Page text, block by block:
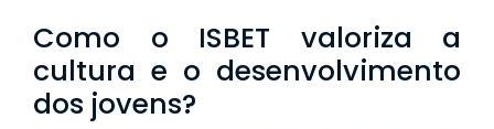
Como o ISBET valoriza a
cultura e o desenvolvimento
dos jovens?